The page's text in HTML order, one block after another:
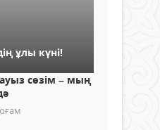
ұлы күні!
ауыз сөзім – мың